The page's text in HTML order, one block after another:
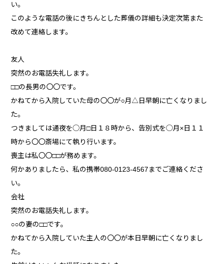
い。
このような電話の後にきちんとした葬儀の詳細も決定次第また
改めて連絡します。
友人
突然のお電話失礼します。
□□の長男の〇〇です。
かねてから入院していた母の〇〇が○月△日早朝に亡くなりまし
た。
つきましては通夜を◯月□日１８時から、告別式を◯月×日１１
時から〇〇斎場にて執り行います。
喪主は私〇〇□□が務めます。
何かありましたら、私の携帯080-0123-4567までご連絡くださ
い。
会社
突然のお電話失礼します。
○○の妻の□□です。
かねてから入院していた主人の〇〇が本日早朝に亡くなりまし
た。